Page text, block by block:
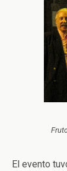
El evento